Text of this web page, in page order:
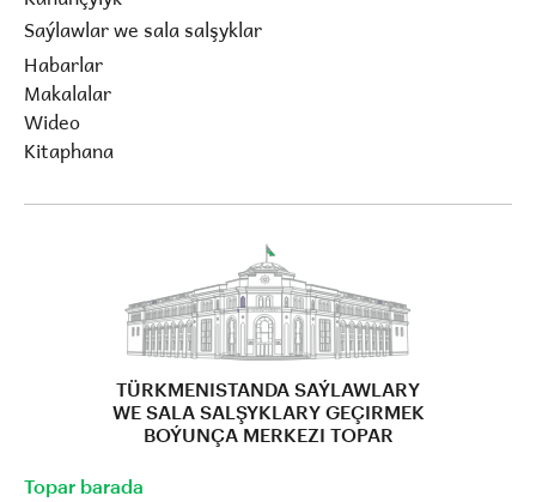
Saýlawlar we sala salşyklar
Habarlar
Makalalar
Wideo
Kitaphana
TÜRKMENISTANDA SAÝLAWLARY
WE SALA SALŞYKLARY GEÇIRMEK
BOÝUNÇA MERKEZI TOPAR
Topar barada